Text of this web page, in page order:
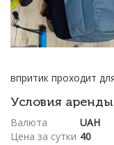
впритик проходит
Условия аренды
Валюта
UAH
Цена за сутки 40